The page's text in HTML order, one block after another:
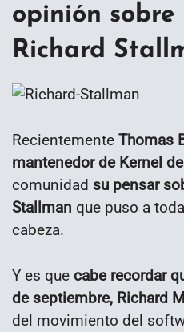
opinión
Richard
Recientemente Thomas
mantenedor de Kernel
comunidad su pensar
Stallman que puso a
cabeza.
Y es que cabe recordar
de septiembre, Richard
del movimiento del